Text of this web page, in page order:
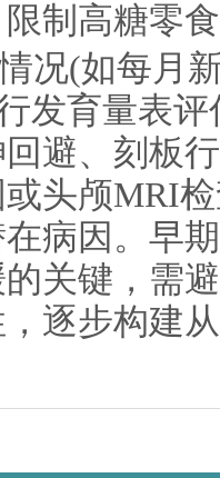
制高糖零
况(如每月
发育量表
避、刻板
头颅MRI
病因。早
关键，需
逐步构建